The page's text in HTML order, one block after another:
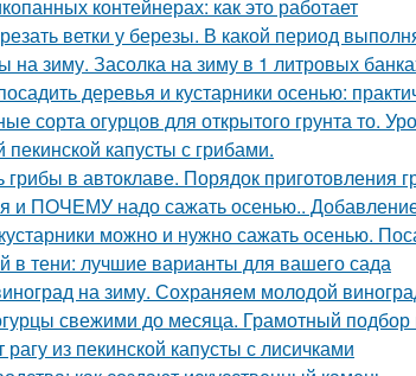
контейнерах: как это работает
ветки у березы. В какой период
на зиму. Засолка на зиму в 1 литровых
деревья и кустарники осенью:
сорта огурцов для открытого грунта то.
капусты с грибами.
грибы в автоклаве. Порядок приготовления
и ПОЧЕМУ надо сажать осенью..
можно и нужно сажать осенью.
в тени: лучшие варианты для вашего сада
на зиму. Сохраняем молодой
свежими до месяца. Грамотный подбор
из пекинской капусты с лисичками